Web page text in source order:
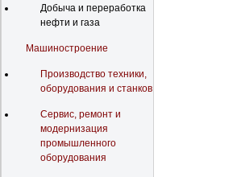
Добыча и переработка
нефти и газа
Машиностроение
Производство техники,
оборудования и станков
Сервис, ремонт и
модернизация
промышленного
оборудования